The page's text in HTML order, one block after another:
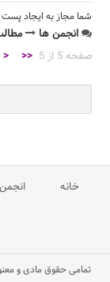
شما مجاز به ايجاد
انجمن ها
صفحه 5 از 5
<<
<
خانه
تمامی حقوق مادی و